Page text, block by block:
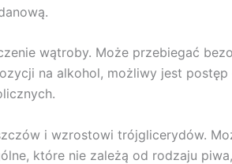
wątroby. Może przebiegać
na alkohol, możliwy jest
i wzrostowi trójglicerydów.
które nie zależą od rodzaju